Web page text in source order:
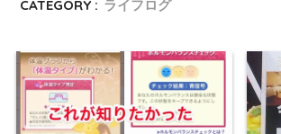
CATEGORY : ライフログ